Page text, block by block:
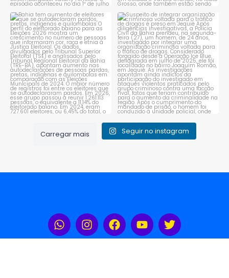
Bahia tem aumento de eleitores
que se autodeclaram...
1 0
Suspeito de integrar
organização criminosa
voltada...
1 0
Carregar mais Seguir no instagram